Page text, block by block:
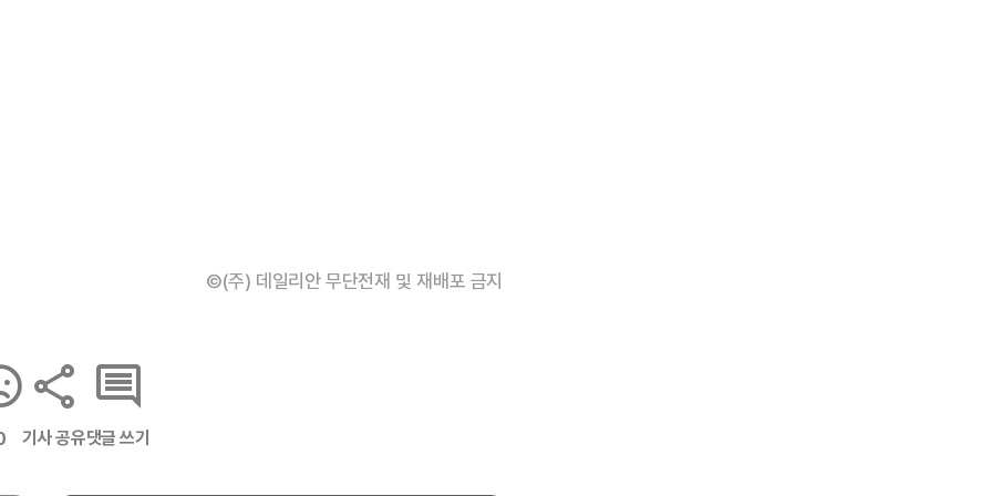
©(주) 데일리안 무단전재 및 재배포 금지
기사 공유댓글 쓰기